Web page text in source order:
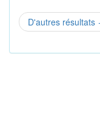
D'autres résultats